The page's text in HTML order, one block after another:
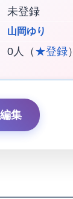
未登録
山岡ゆり
0人（ ★登録）
集